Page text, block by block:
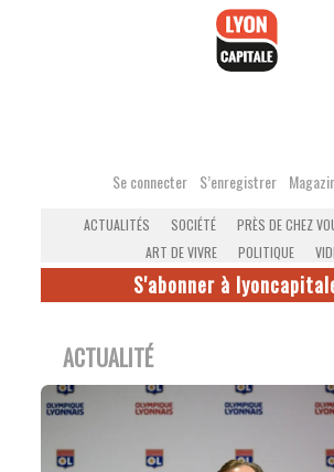
Se connecter S’enregistrer
ACTUALITÉS SOCIÉTÉ PRÈS DE CHEZ
ART DE VIVRE
POLITIQUE
S'abonner à
ACTUALITÉ